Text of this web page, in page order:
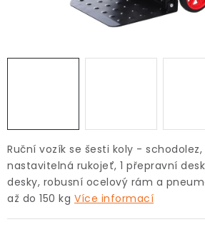
Ruční vozík se šesti koly - schodolez,
nastavitelná rukojeť, 1 přepravní
desky, robusní ocelový rám a
až do 150 kg Více informací